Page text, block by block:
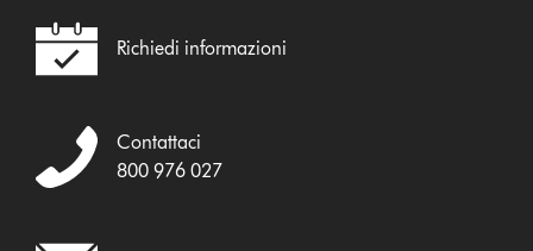
Richiedi informazioni
Contattaci
800 976 027